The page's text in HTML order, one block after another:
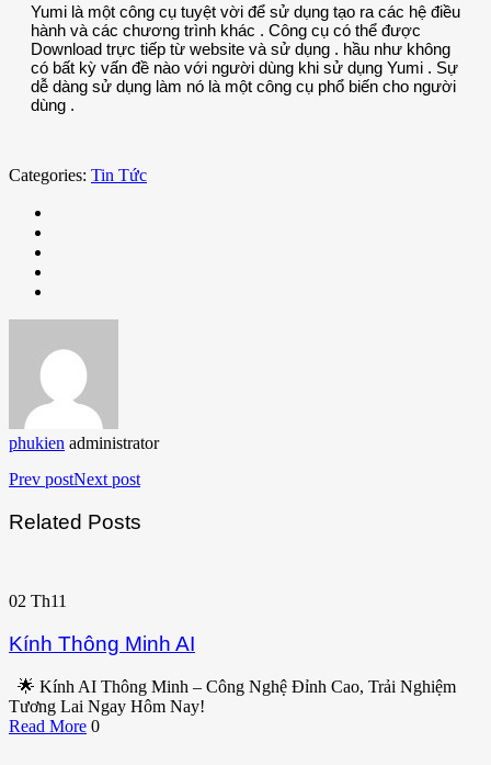
Yumi là một công cụ tuyệt vời để sử dụng tạo ra các hệ điều
hành và các chương trình khác . Công cụ có thể được
Download trực tiếp từ website và sử dụng . hầu như không
có bất kỳ vấn đề nào với người dùng khi sử dụng Yumi . Sự
dễ dàng sử dụng làm nó là một công cụ phổ biến cho người
dùng .
Categories: Tin Tức
phukien administrator
Prev postNext post
Related Posts
02 Th11
Kính Thông Minh AI
🌟 Kính AI Thông Minh – Công Nghệ Đỉnh Cao, Trải Nghiệm
Tương Lai Ngay Hôm Nay!
Read More 0